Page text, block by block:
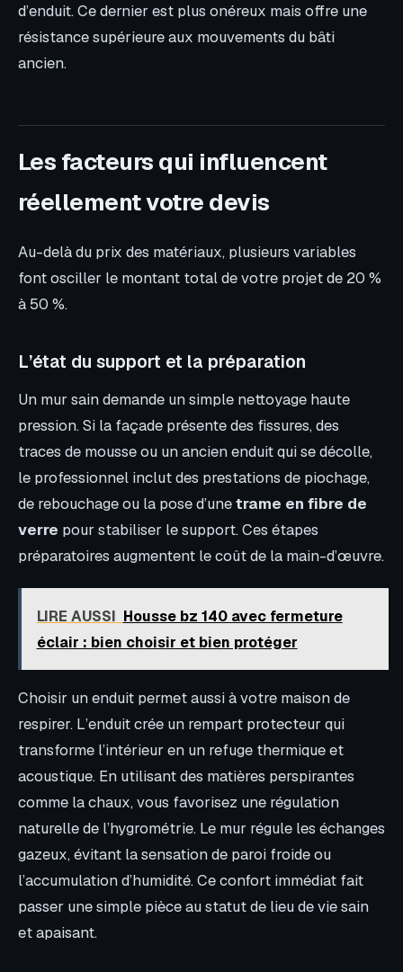
d’enduit. Ce dernier est plus onéreux mais offre une
résistance supérieure aux mouvements du bâti
ancien.
Les facteurs qui influencent
réellement votre devis
Au-delà du prix des matériaux, plusieurs variables
font osciller le montant total de votre projet de 20 %
à 50 %.
L’état du support et la préparation
Un mur sain demande un simple nettoyage haute
pression. Si la façade présente des fissures, des
traces de mousse ou un ancien enduit qui se décolle,
le professionnel inclut des prestations de piochage,
de rebouchage ou la pose d’unetrame en fibre de
verre pour stabiliser le support. Ces étapes
préparatoires augmentent le coût de la main-d’œuvre.
LIRE AUSSI Housse bz 140 avec fermeture
éclair : bien choisir et bien protéger
Choisir un enduit permet aussi à votre maison de
respirer. L’enduit crée un rempart protecteur qui
transforme l’intérieur en un refuge thermique et
acoustique. En utilisant des matières perspirantes
comme la chaux, vous favorisez une régulation
naturelle de l’hygrométrie. Le mur régule les échanges
gazeux, évitant la sensation de paroi froide ou
l’accumulation d’humidité. Ce confort immédiat fait
passer une simple pièce au statut de lieu de vie sain
et apaisant.